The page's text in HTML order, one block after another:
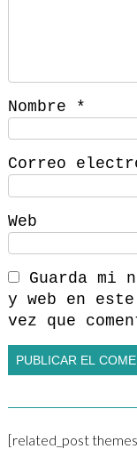
Nombre *
Correo
Web
Guarda mi
y web en
vez que
[related_post